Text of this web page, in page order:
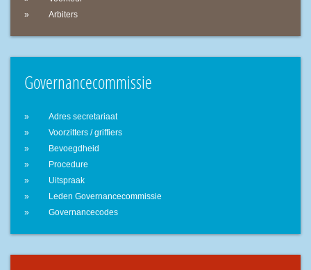
Arbiters
Governancecommissie
Adres secretariaat
Voorzitters / griffiers
Bevoegdheid
Procedure
Uitspraak
Leden Governancecommissie
Governancecodes